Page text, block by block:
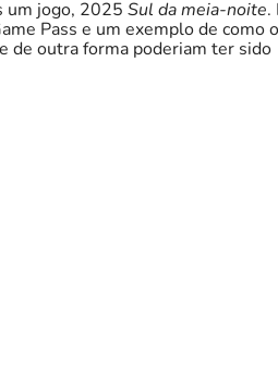
um jogo, 2025 Sul da meia-noite.
Pass e um exemplo de como o
de outra forma poderiam ter sido